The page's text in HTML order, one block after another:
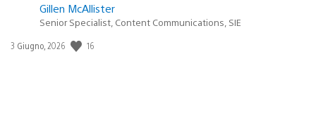
Gillen McAllister
Senior Specialist, Content Communications, SIE
Data
3 Giugno, 2026 16